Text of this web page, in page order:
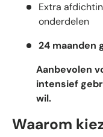
Extra
onderdelen
24 maanden
Aanbevolen
intensief
wil.
Waarom